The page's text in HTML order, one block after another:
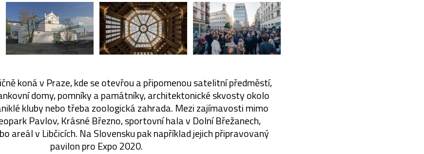
koná v Praze, kde se otevřou a připomenou satelitní předměstí,
domy, pomníky a památníky, architektonické skvosty okolo
kluby nebo třeba zoologická zahrada. Mezi zajímavosti mimo
Pavlov, Krásné Březno, sportovní hala v Dolní Břežanech,
areál v Libčicích. Na Slovensku pak například jejich připravovaný
pavilon pro Expo 2020.